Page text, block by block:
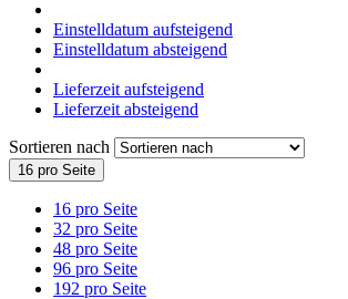
Einstelldatum aufsteigend
Einstelldatum absteigend
Lieferzeit aufsteigend
Lieferzeit absteigend
Sortieren nach
16 pro Seite
16 pro Seite
32 pro Seite
48 pro Seite
96 pro Seite
192 pro Seite